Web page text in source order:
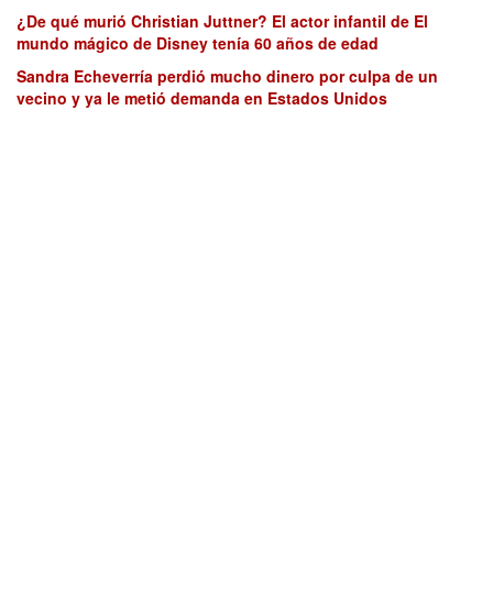
¿De qué murió Christian Juttner? El actor infantil de El
mundo mágico de Disney tenía 60 años de edad
Sandra Echeverría perdió mucho dinero por culpa de un
vecino y ya le metió demanda en Estados Unidos